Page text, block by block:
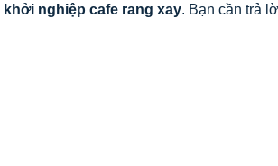
khởi nghiệp cafe rang xay. Bạn cần trả